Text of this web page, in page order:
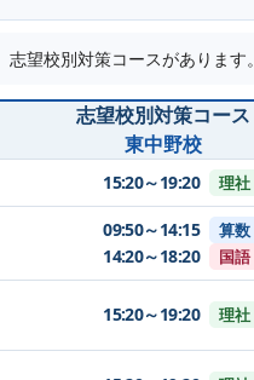
志望校別対策コースがあります。
志望校別対策コース
東中野校
15:20～19:20 理社
09:50～14:15 算数
14:20～18:20 国語
15:20～19:20 理社